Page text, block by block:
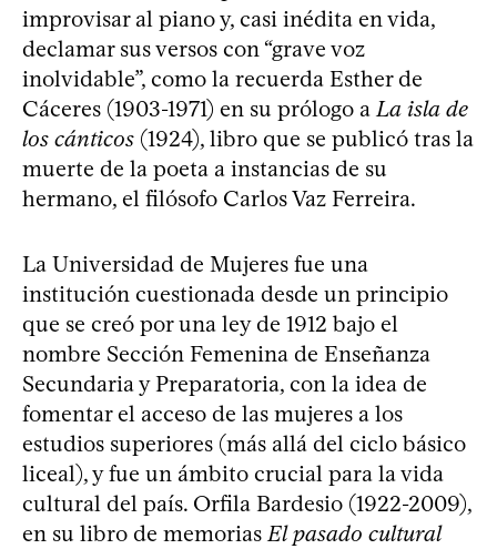
improvisar al piano y, casi inédita en vida,
declamar sus versos con “grave voz
inolvidable”, como la recuerda Esther de
Cáceres (1903-1971) en su prólogo aLa isla de
los cánticos (1924), libro que se publicó tras la
muerte de la poeta a instancias de su
hermano, el filósofo Carlos Vaz Ferreira.
La Universidad de Mujeres fue una
institución cuestionada desde un principio
que se creó por una ley de 1912 bajo el
nombre Sección Femenina de Enseñanza
Secundaria y Preparatoria, con la idea de
fomentar el acceso de las mujeres a los
estudios superiores (más allá del ciclo básico
liceal), y fue un ámbito crucial para la vida
cultural del país. Orfila Bardesio (1922-2009),
en su libro de memoriasEl pasado cultural